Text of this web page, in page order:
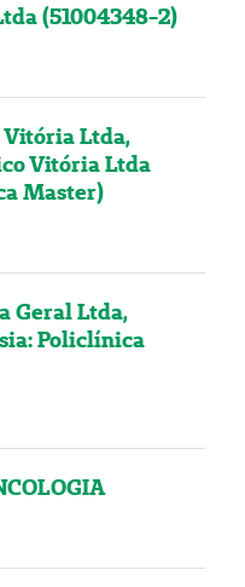
(51004348-2)
Ltda,
Vitória Ltda
Master)
Geral Ltda,
Policlínica